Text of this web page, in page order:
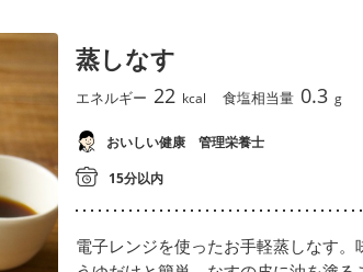
蒸しなす
エネルギー 22 kcal 食塩相当量 0.3 g
おいしい健康 管理栄養士
15分以内
電子レンジを使ったお手軽蒸しなす。